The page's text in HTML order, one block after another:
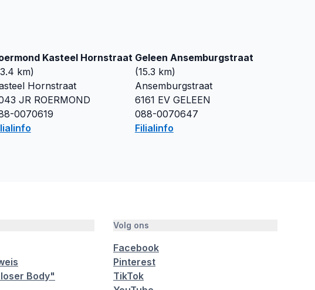
Kasteel Hornstraat
km)
Hornstraat
JR ROERMOND
0070619
Geleen Ansemburgstraat
(15.3 km)
Ansemburgstraat
6161 EV GELEEN
088-0070647
Filialinfo
Body"
Volg ons
Facebook
Pinterest
TikTok